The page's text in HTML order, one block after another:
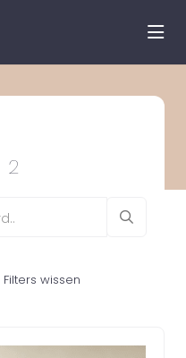
2
Filters wissen